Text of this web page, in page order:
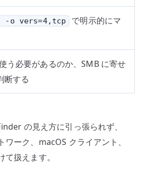
-o vers=4,tcp
で明示的にマ
う必要があるのか、SMB に寄せ
断する
の見え方に引っ張られず、
ワーク、macOS クライアント、
扱えます。